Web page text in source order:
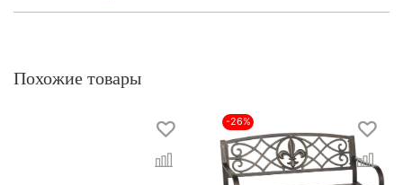
Похожие товары
-26%